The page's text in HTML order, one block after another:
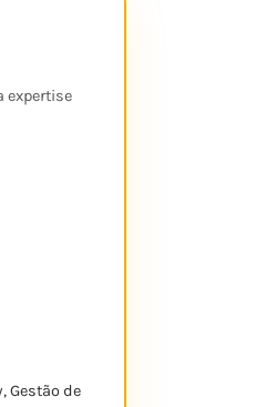
expertise
Gestão de